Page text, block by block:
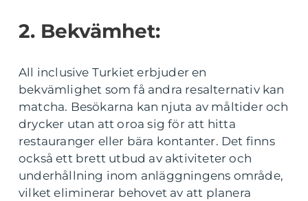
2. Bekvämhet:
All inclusive Turkiet erbjuder en
bekvämlighet som få andra resalternativ kan
matcha. Besökarna kan njuta av måltider och
drycker utan att oroa sig för att hitta
restauranger eller bära kontanter. Det finns
också ett brett utbud av aktiviteter och
underhållning inom anläggningens område,
vilket eliminerar behovet av att planera